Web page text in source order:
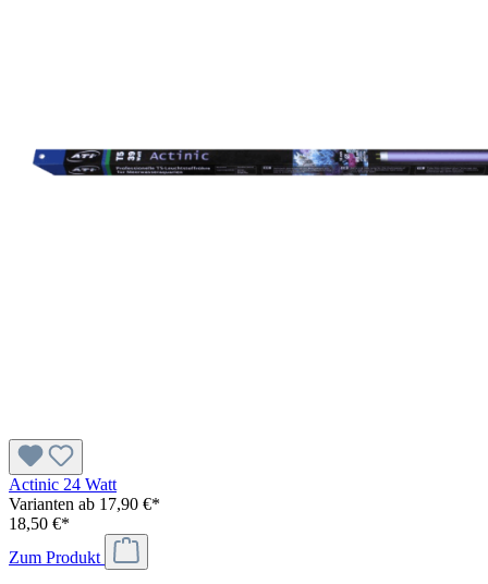
Actinic 24 Watt
Varianten ab 17,90 €*
18,50 €*
Zum Produkt